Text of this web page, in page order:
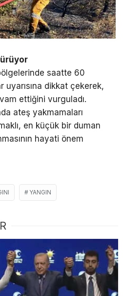
saatte 60
uyarısına dikkat çekerek,
ettiğini vurguladı.
ateş yakmamaları
en küçük bir duman
hayati önem
YANGIN